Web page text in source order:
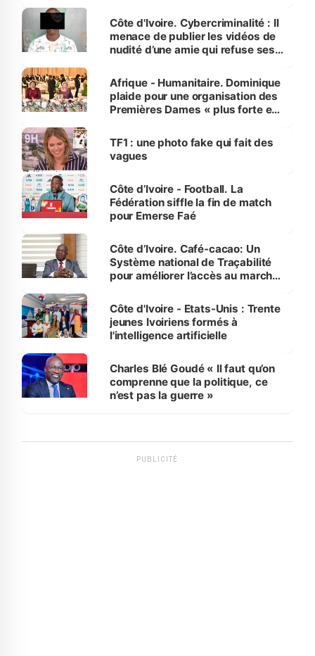
des Transports
Côte d'Ivoire. Cybercriminalité : Il
menace de publier les vidéos de
nudité d’une amie qui refuse ses
Afrique - Humanitaire. Dominique
plaide pour une organisation des
Premières Dames « plus forte et
sur la scène internationale »
TF1 : une photo fake qui fait des
vagues
Côte d’Ivoire - Football. La
Fédération siffle la fin de match
pour Emerse Faé
Côte d’Ivoire. Café-cacao: Un
Système national de Traçabilité
pour améliorer l’accès au marché
Côte d'Ivoire - Etats-Unis : Trente
jeunes Ivoiriens formés à
l'intelligence artificielle
Charles Blé Goudé « Il faut qu’on
comprenne que la politique, ce
n’est pas la guerre »
PUBLICITÉ